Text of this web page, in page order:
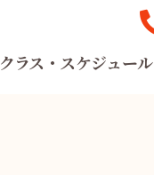
クラス・スケジュール